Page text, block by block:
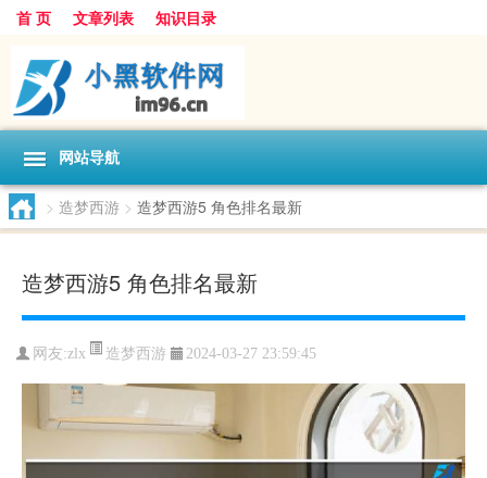
首 页 文章列表 知识目录
网站导航
> 造梦西游 > 造梦西游5 角色排名最新
造梦西游5 角色排名最新
网友:zlx 造梦西游 2024-03-27 23:59:45